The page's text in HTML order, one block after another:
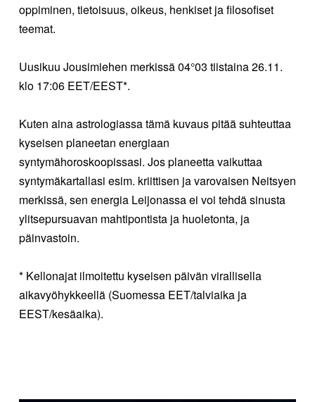
oppiminen, tietoisuus, oikeus, henkiset ja filosofiset
teemat.
Uusikuu Jousimiehen merkissä 04°03 tiistaina 26.11.
klo 17:06 EET/EEST*.
Kuten aina astrologiassa tämä kuvaus pitää suhteuttaa
kyseisen planeetan energiaan
syntymähoroskoopissasi. Jos planeetta vaikuttaa
syntymäkartallasi esim. kriittisen ja varovaisen Neitsyen
merkissä, sen energia Leijonassa ei voi tehdä sinusta
ylitsepursuavan mahtipontista ja huoletonta, ja
päinvastoin.
* Kellonajat ilmoitettu kyseisen päivän virallisella
aikavyöhykkeellä (Suomessa EET/talviaika ja
EEST/kesäaika).